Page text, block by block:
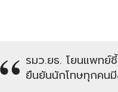
รมว.ยธ. โยนแพทย์
ยืนยันนักโทษทุกคน